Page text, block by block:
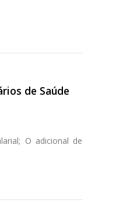
de Saúde
O adicional de